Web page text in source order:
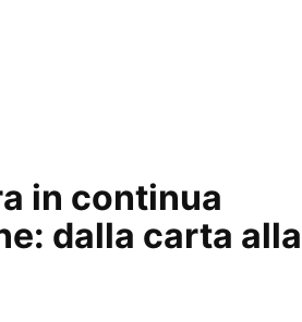
in continua
dalla carta alla